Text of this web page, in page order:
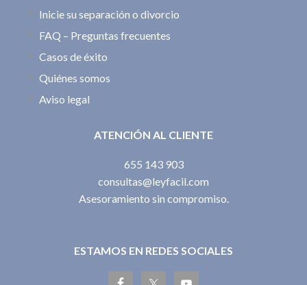
Inicie su separación o divorcio
FAQ – Preguntas frecuentes
Casos de éxito
Quiénes somos
Aviso legal
ATENCIÓN AL CLIENTE
655 143 903
consultas@leyfacil.com
Asesoramiento sin compromiso.
ESTAMOS EN REDES SOCIALES